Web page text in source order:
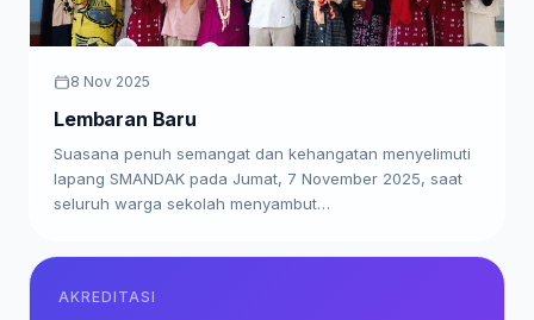
8 Nov 2025
Lembaran Baru
Suasana penuh semangat dan kehangatan menyelimuti
lapang SMANDAK pada Jumat, 7 November 2025, saat
seluruh warga sekolah menyambut…
AKREDITASI